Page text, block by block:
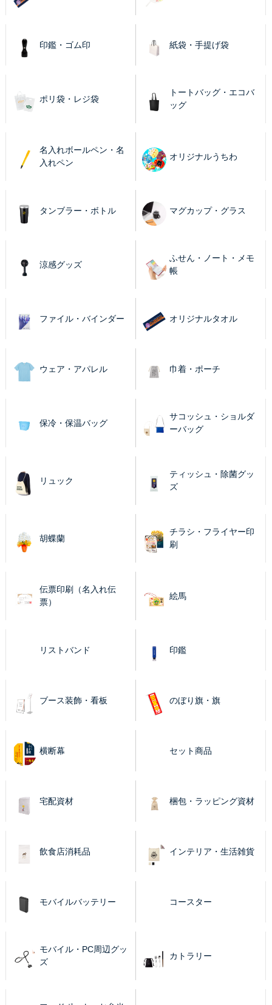
印鑑・ゴム印 紙袋・手提げ袋
ポリ袋・レジ袋
トートバッグ・エコバ
ッグ
名入れボールペン・名
入れペン
オリジナルうちわ
タンブラー・ボトル マグカップ・グラス
涼感グッズ
ふせん・ノート・メモ
帳
ファイル・バインダー オリジナルタオル
ウェア・アパレル 巾着・ポーチ
保冷・保温バッグ
サコッシュ・ショルダ
ーバッグ
リュック
ティッシュ・除菌グッ
ズ
胡蝶蘭
チラシ・フライヤー印
刷
伝票印刷（名入れ伝
票）
絵馬
リストバンド 印鑑
ブース装飾・看板 のぼり旗・旗
横断幕 セット商品
宅配資材 梱包・ラッピング資材
飲食店消耗品 インテリア・生活雑貨
モバイルバッテリー コースター
モバイル・PC周辺グッ
ズ
カトラリー